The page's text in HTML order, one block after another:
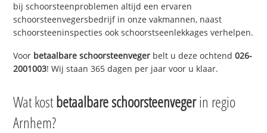
bij schoorsteenproblemen altijd een ervaren
schoorsteenvegersbedrijf in onze vakmannen, naast
schoorsteeninspecties ook schoorstseenlekkages verhelpen.
Voor betaalbare schoorsteenveger belt u deze ochtend026-
2001003! Wij staan 365 dagen per jaar voor u klaar.
Wat kostbetaalbare schoorsteenvegerin regio
Arnhem?